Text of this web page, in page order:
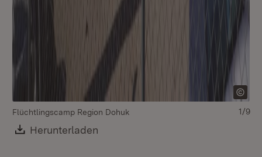
Flüchtlingscamp Region Dohuk
Download:
Herunterladen
1/9